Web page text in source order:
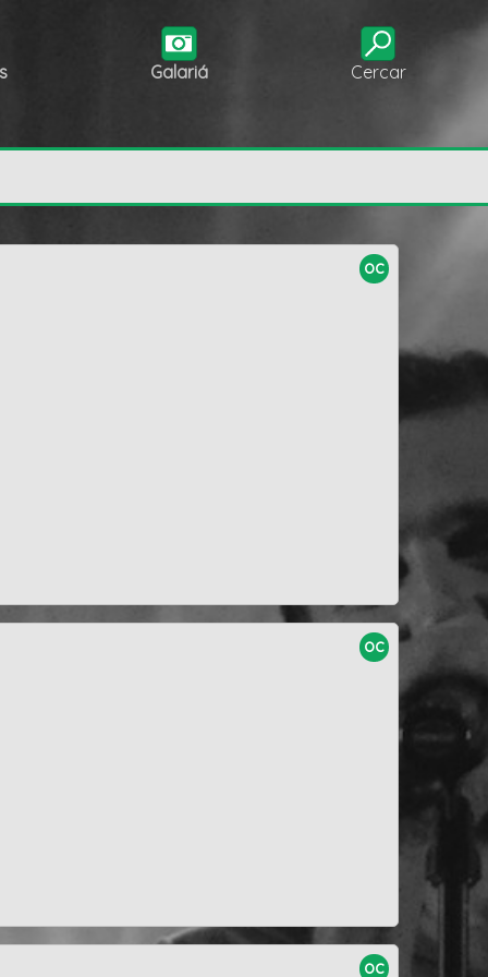
Galariá Cercar
oc
oc
oc